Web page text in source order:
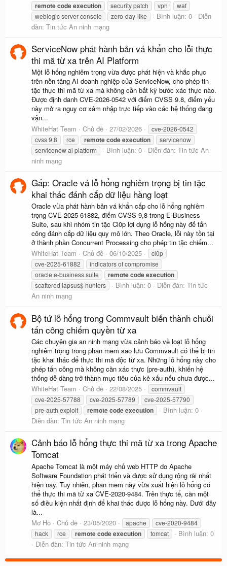
remotecodeexecution security patch vpn
waf
weblogic server console
zero-day-like Bình luận: 0
Diễn
đàn: Tin tức An ninh mạng
ServiceNow phát hành bản vá khẩn cho lỗi thực
thi mã từ xa trên AI Platform
Một lỗ hổng nghiêm trọng vừa được phát hiện và khắc phục
trên nền tảng AI doanh nghiệp của ServiceNow, cho phép tin
tặc thực thi mã từ xa mà không cần bất kỳ bước xác thực nào.
Được định danh CVE-2026-0542 với điểm CVSS 9.8, điểm yếu
này mở ra nguy cơ xâm nhập trực tiếp vào các hệ thống đang
vận...
WhiteHat Team
Chủ đề 27/02/2026
cve-2026-0542
cvss 9.8
rce remotecodeexecution
servicenow
servicenow ai platform
Bình luận: 0 Diễn đàn: Tin tức An
ninh mạng
Gấp: Oracle vá lỗ hổng nghiêm trọng bị tin tặc
khai thác đánh cắp dữ liệu hàng loạt
Oracle vừa phát hành bản vá khẩn cấp cho lỗ hổng nghiêm
trọng CVE-2025-61882, điểm CVSS 9,8 trong E-Business
Suite, sau khi nhóm tin tặc Cl0p lợi dụng lỗ hổng này để tấn
công đánh cắp dữ liệu quy mô lớn. Theo Oracle, lỗi này tồn tại
ở thành phần Concurrent Processing cho phép tin tặc chiếm...
WhiteHat Team
Chủ đề 06/10/2025
cl0p
cve-2025-61882
indicators of compromise
oracle e-business suite
remotecodeexecution
scattered lapsus$ hunters Bình luận: 0 Diễn đàn: Tin tức
An ninh mạng
Bộ tứ lỗ hổng trong Commvault biến thành chuỗi
tấn công chiếm quyền từ xa
Các chuyên gia an ninh mạng vừa cảnh báo về loạt lỗ hổng
nghiêm trọng trong phần mềm sao lưu Commvault có thể bị tin
tặc khai thác để thực thi mã độc từ xa. Những lỗ hổng này cho
phép tấn công mà không cần xác thực (pre-auth), khiến hệ
thống dễ dàng trở thành mục tiêu của kẻ xấu nếu chưa được...
WhiteHat Team
Chủ đề 22/08/2025
commvault
cve-2025-57788
cve-2025-57789
cve-2025-57790
pre-auth exploit
remotecodeexecution
Bình luận: 0
Diễn đàn: Tin tức An ninh mạng
Cảnh báo lỗ hổng thực thi mã từ xa trong Apache
Tomcat
Apache Tomcat là một máy chủ web HTTP do Apache
Software Foundation phát triển và được sử dụng rộng rãi nhất
hiện nay. Tuy nhiên, phần mềm này vừa xuất hiện lỗ hổng có
thể thực thi mã từ xa CVE-2020-9484. Trên thực tế, cần một
số điều kiện nhất định để khai thác được lỗ hổng này. Dưới đây
là...
Mơ Hồ
Chủ đề 23/05/2020 apache
cve-2020-9484
hack
rce remotecodeexecution tomcat
Bình luận: 0
Diễn đàn: Tin tức An ninh mạng